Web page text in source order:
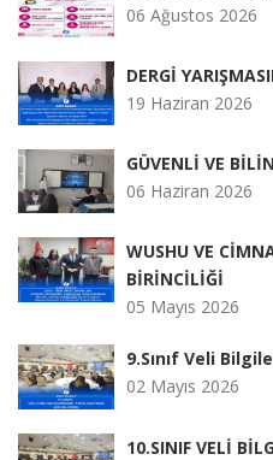
06 Ağustos 2026
DERGİ
19 Haziran 2026
GÜVENLİ VE
06 Haziran 2026
WUSHU VE
BİRİNCİLİĞİ
05 Mayıs 2026
9.Sınıf Veli
02 Mayıs 2026
10.SINIF VELİ